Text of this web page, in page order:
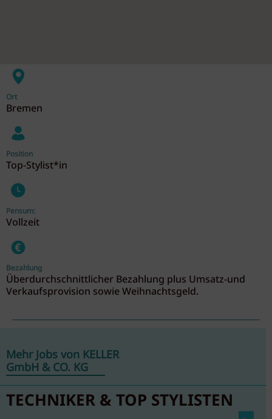
Ort
Bremen
Position
Top-Stylist*in
Pensum:
Vollzeit
Bezahlung
Überdurchschnittlicher Bezahlung plus Umsatz-und
Verkaufsprovision sowie Weihnachtsgeld.
Mehr Jobs von KELLER
GmbH & CO. KG
TECHNIKER & TOP STYLISTEN